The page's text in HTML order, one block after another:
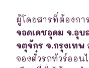
ผู้โดยสารที่ต้องกา
จอดเดชอุดม จ.อุ
จตุจักร จ.กรุงเทพ
จองตั๋วรถทัวร์ออน